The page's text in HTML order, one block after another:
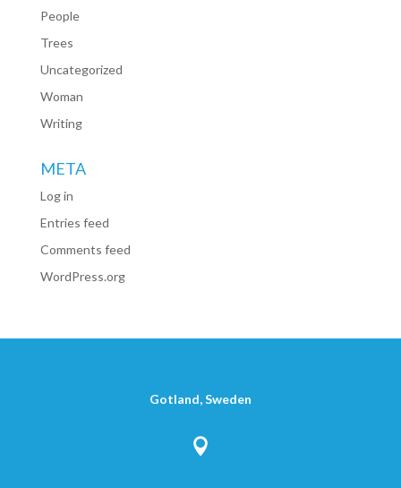
People
Trees
Uncategorized
Woman
Writing
META
Log in
Entries feed
Comments feed
WordPress.org
Gotland, Sweden
